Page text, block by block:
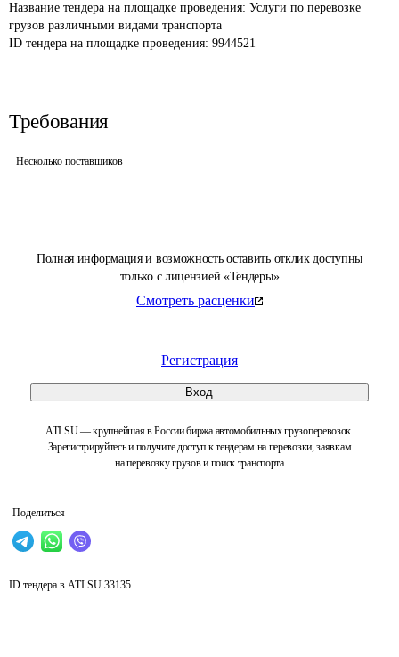
Полная информация и возможность оставить отклик доступны
только с лицензией «Тендеры»
Смотреть расценки
Регистрация
Вход
ATI.SU — крупнейшая в России биржа автомобильных грузоперевозок.
Зарегистрируйтесь и получите доступ к тендерам на перевозки, заявкам
на перевозку грузов и поиск транспорта
Поделиться
Название тендера на площадке проведения: Услуги по перевозке
грузов различными видами транспорта
ID тендера на площадке проведения: 9944521
Требования
Несколько поставщиков
ID тендера в ATI.SU 33135